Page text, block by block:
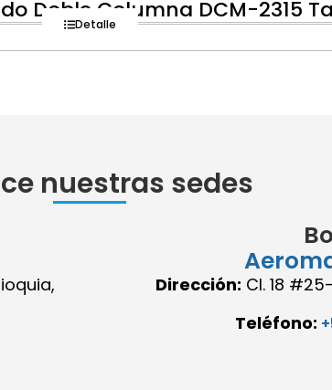
Doble Columna DCM-2315
Detalle
nuestras sedes
Dirección: Cl. 18
Teléfono: